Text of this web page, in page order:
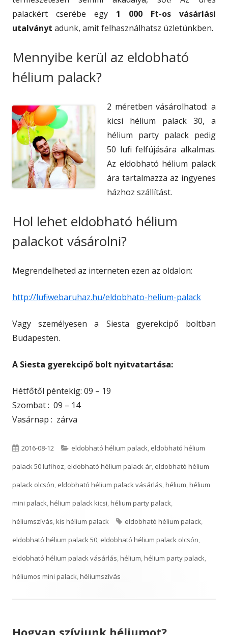
palackért cserébe egy 1 000 Ft-os vásárlási
utalványt adunk, amit felhasználhatsz üzletünkben.
Mennyibe kerül az eldobható
hélium palack?
2 méretben vásárolhatod: a
kicsi hélium palack 30, a
hélium party palack pedig
50 lufi felfújására alkalmas.
Az eldobható hélium palack
ára tartalmazza az ingyenes
házhoz szállítást.
Hol lehet eldobható hélium
palackot vásárolni?
Megrendelheted az interneten ezen az oldalon:
http://lufiwebaruhaz.hu/eldobhato-helium-palack
Vagy személyesen a Siesta gyerekcipő boltban
Budapesten.
A Siesta gyerekcipő bolt nyitvatartása:
Hétfőtől péntekig: 09 – 19
Szombat : 09 – 14
Vasárnap : zárva
P
u
b
l
i
s
h
e
n
2016-08-12
C
a
t
e
g
o
r
i
eldobható hélium palack, eldobható hélium
palack 50 lufihoz, eldobható hélium palack ár, eldobható hélium
palack olcsón, eldobható hélium palack vásárlás,hélium,hélium
mini palack,hélium palack kicsi,hélium party palack,
héliumszívás,kis hélium palack
T
a
g
eldobható hélium palack,
eldobható hélium palack 50, eldobható hélium palack olcsón,
eldobható hélium palack vásárlás,hélium,hélium party palack,
héliumos mini palack,héliumszívás
Hogyan szívjunk héliumot?